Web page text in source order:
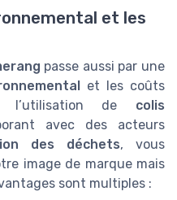
et les
passe aussi par une
et les coûts
l’utilisation de colis
avec des acteurs
des déchets, vous
image de marque mais
sont multiples :